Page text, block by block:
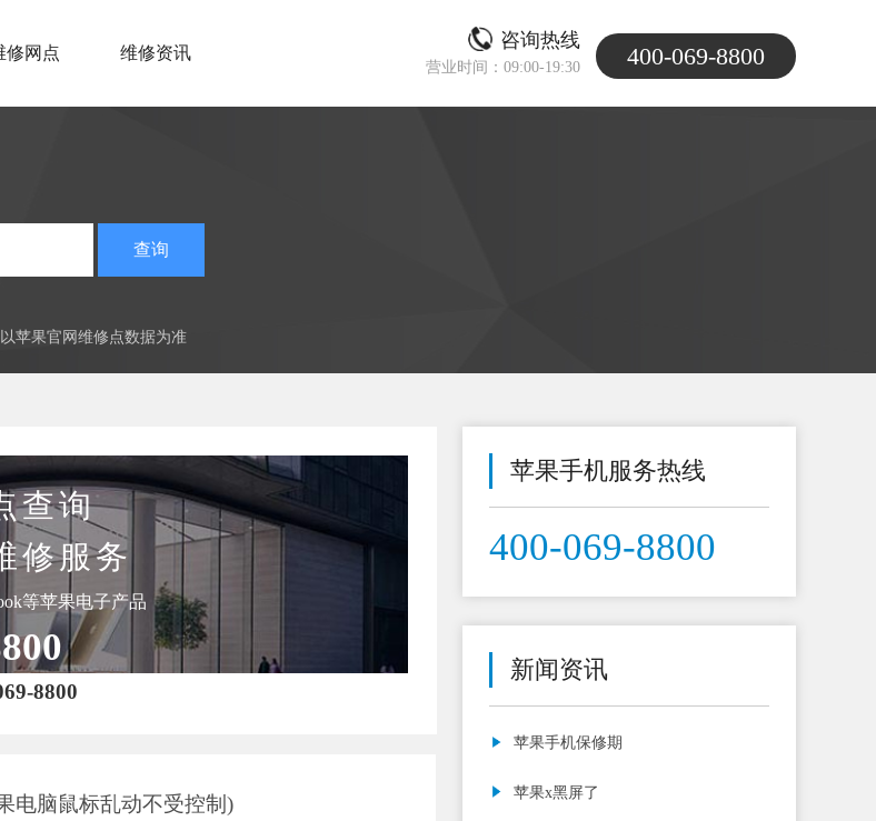
修网点 维修资讯
咨询热线
营业时间：09:00-19:30 400-069-8800
查询
苹果官网维修点数据为准
查询
修服务
等苹果电子产品
8800
电脑鼠标乱动不受控制)
苹果手机服务热线
400-069-8800
新闻资讯
苹果手机保修期
苹果x黑屏了